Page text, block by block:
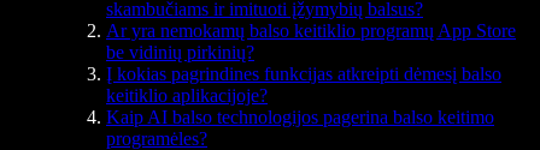
skambučiams ir imituoti įžymybių balsus?
Ar yra nemokamų balso keitiklio programų App Store
be vidinių pirkinių?
Į kokias pagrindines funkcijas atkreipti dėmesį balso
keitiklio aplikacijoje?
Kaip AI balso technologijos pagerina balso keitimo
programėles?